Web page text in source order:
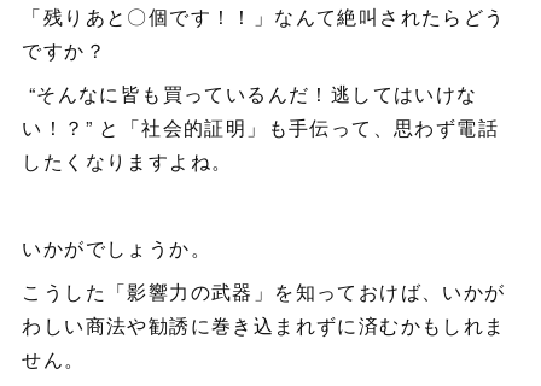
「残りあと〇個です！！」なんて絶叫されたらどう
ですか？
“そんなに皆も買っているんだ！逃してはいけな
い！？” と「社会的証明」も手伝って、思わず電話
したくなりますよね。
いかがでしょうか。
こうした「影響力の武器」を知っておけば、いかが
わしい商法や勧誘に巻き込まれずに済むかもしれま
せん。